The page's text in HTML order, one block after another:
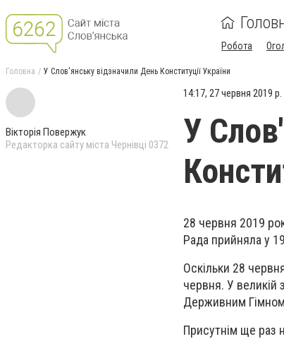
Робота
Головна У Слов'янську відзначили День Конституції України
Вікторія Повержук
Редакторка сайту міста Чернівці 0372
14:17, 27 червня 2019 р.
У
28 червня 2019
Рада прийняла у
Оскільки 28
червня. У великій
Держивним Гімном
Присутнім ще раз